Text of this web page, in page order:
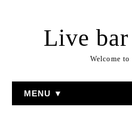
Live
Welcome to
MENU ▼